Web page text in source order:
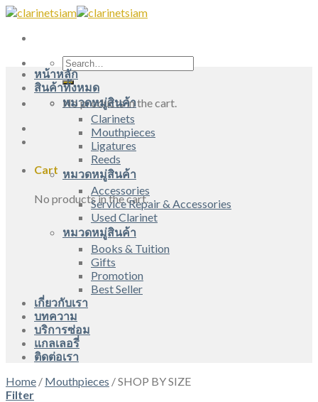
Skip
content
Search
for:
No products in the cart.
Cart
No products in the cart.
หน้าหลัก
สินค้าทั้งหมด
หมวดหมู่สินค้า
Clarinets
Mouthpieces
Ligatures
Reeds
หมวดหมู่สินค้า
Accessories
Service Repair & Accessories
Used Clarinet
หมวดหมู่สินค้า
Books & Tuition
Gifts
Promotion
Best Seller
เกี่ยวกับเรา
บทความ
บริการซ่อม
แกลเลอรี่
ติดต่อเรา
Home / Mouthpieces /SHOP BY SIZE
Filter